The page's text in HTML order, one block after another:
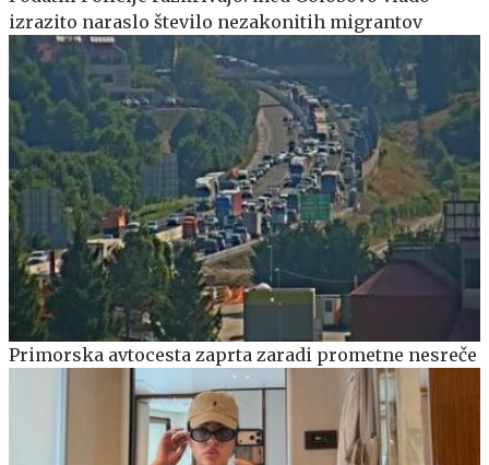
izrazito naraslo število nezakonitih migrantov
Primorska avtocesta zaprta zaradi prometne nesreče